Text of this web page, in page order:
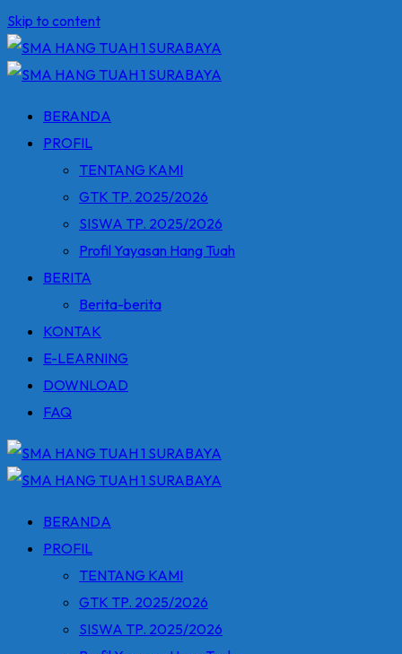
Skip to content
BERANDA
PROFIL
TENTANG KAMI
GTK TP. 2025/2026
SISWA TP. 2025/2026
Profil Yayasan Hang Tuah
BERITA
Berita-berita
KONTAK
E-LEARNING
DOWNLOAD
FAQ
BERANDA
PROFIL
TENTANG KAMI
GTK TP. 2025/2026
SISWA TP. 2025/2026